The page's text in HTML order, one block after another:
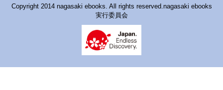
Copyright 2014 nagasaki ebooks. All rights reserved.nagasaki ebooks
実行委員会
はさみebooks